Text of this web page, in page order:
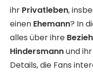
ihr Privatleben,
einen Ehemann? In
alles über ihre
Hindersmannund
Details, die Fans